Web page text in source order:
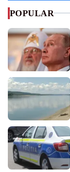
POPULAR